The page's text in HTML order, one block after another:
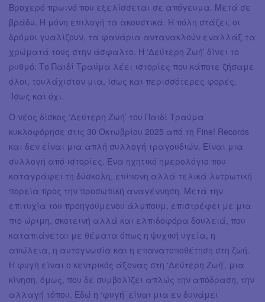
Βροχερό πρωινό που εξελίσσεται σε απόγευμα. Μετά σε
βράδυ. Η μόνη επιλογή τα ακουστικά. Η πόλη στάζει, οι
δρόμοι γυαλίζουν, τα φανάρια αντανακλούν εναλλάξ τα
χρώματά τους στην άσφαλτο. Η ‘Δεύτερη Ζωή’ δίνει το
ρυθμό. Το Παιδί Τραύμα λέει ιστορίες που κάποτε ζήσαμε
όλοι, τουλάχιστον μια, ίσως και περισσότερες φορές.
Ίσως και όχι.
Ο νέος δίσκος ‘Δεύτερη Ζωή’ του Παιδί Τραύμα
κυκλοφόρησε στις 30 Οκτωβρίου 2025 από τη Fine! Records
και δεν είναι μια απλή συλλογή τραγουδιών. Είναι μια
συλλογή από ιστορίες. Ένα ηχητικό ημερολόγιο που
καταγράφει τη δύσκολη, επίπονη αλλά τελικά λυτρωτική
πορεία προς την προσωπική αναγέννηση. Μετά την
επιτυχία του προηγούμενου άλμπουμ, επιστρέφει με μια
πιο ώριμη, σκοτεινή αλλά και ελπιδοφόρα δουλειά, που
καταπιάνεται με θέματα όπως η ψυχική υγεία, η
απώλεια, η αυτογνωσία και η επανατοποθέτηση στη ζωή.
Η φυγή είναι ο κεντρικός άξονας στη ‘Δεύτερη Ζωή’, μια
κίνηση, όμως, που δε συμβολίζει απλώς την απόδραση, την
αλλαγή τόπου. Εδώ η ‘φυγή’ είναι μια εν δυνάμει